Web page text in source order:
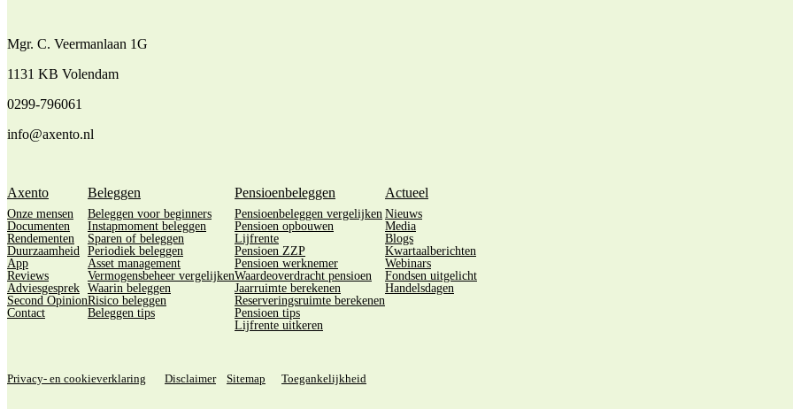
Mgr. C. Veermanlaan 1G
1131 KB Volendam
0299-796061
info@axento.nl
Axento
Onze mensen
Documenten
Rendementen
Duurzaamheid
App
Reviews
Adviesgesprek
Second Opinion
Contact
Beleggen
Beleggen voor beginners
Instapmoment beleggen
Sparen of beleggen
Periodiek beleggen
Asset management
Vermogensbeheer vergelijken
Waarin beleggen
Risico beleggen
Beleggen tips
Pensioenbeleggen
Pensioenbeleggen vergelijken
Pensioen opbouwen
Lijfrente
Pensioen ZZP
Pensioen werknemer
Waardeoverdracht pensioen
Jaarruimte berekenen
Reserveringsruimte berekenen
Pensioen tips
Lijfrente uitkeren
Actueel
Nieuws
Media
Blogs
Kwartaalberichten
Webinars
Fondsen uitgelicht
Handelsdagen
Privacy- en cookieverklaring Disclaimer Sitemap Toegankelijkheid